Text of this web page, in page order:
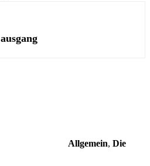
ausgang
Allgemein, Die